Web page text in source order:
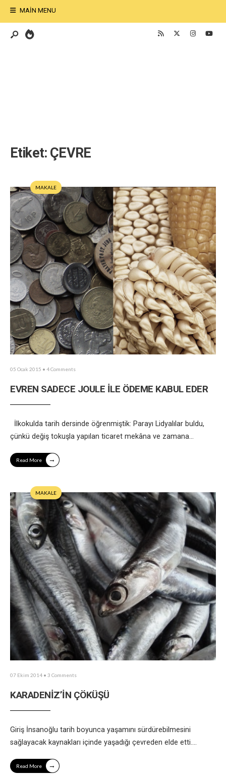
MAIN MENU
Etiket: ÇEVRE
MAKALE
05 Ocak 2015 • 4 Comments
EVREN SADECE JOULE İLE ÖDEME KABUL EDER
İlkokulda tarih dersinde öğrenmiştik: Parayı Lidyalılar buldu,
çünkü değiş tokuşla yapılan ticaret mekâna ve zamana...
Read More →
MAKALE
07 Ekim 2014 • 3 Comments
KARADENİZ’İN ÇÖKÜŞÜ
Giriş İnsanoğlu tarih boyunca yaşamını sürdürebilmesini
sağlayacak kaynakları içinde yaşadığı çevreden elde etti....
Read More →